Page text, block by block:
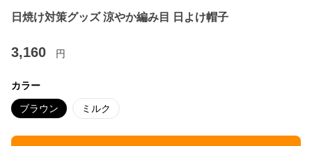
日焼け対策グッズ 涼やか編み目 日よけ帽子
3,160 円
カラー
ブラウン ミルク